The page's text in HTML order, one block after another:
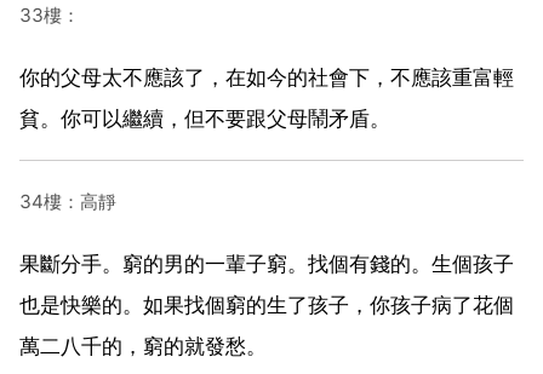
33樓：
你的父母太不應該了，在如今的社會下，不應該重富輕
貧。你可以繼續，但不要跟父母鬧矛盾。
34樓：高靜
果斷分手。窮的男的一輩子窮。找個有錢的。生個孩子
也是快樂的。如果找個窮的生了孩子，你孩子病了花個
萬二八千的，窮的就發愁。